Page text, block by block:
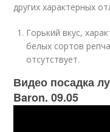
других характерных
Горький вкус,
белых сортов
отсутствует.
Видео посадка
Baron. 09.05